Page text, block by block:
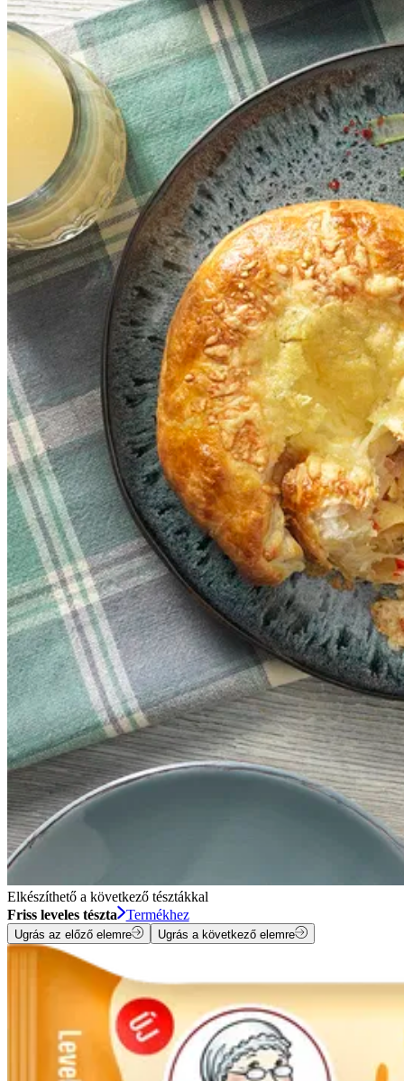
Elkészíthető a következő tésztákkal
Friss leveles tészta
Termékhez
Ugrás az előző elemre Ugrás a következő elemre